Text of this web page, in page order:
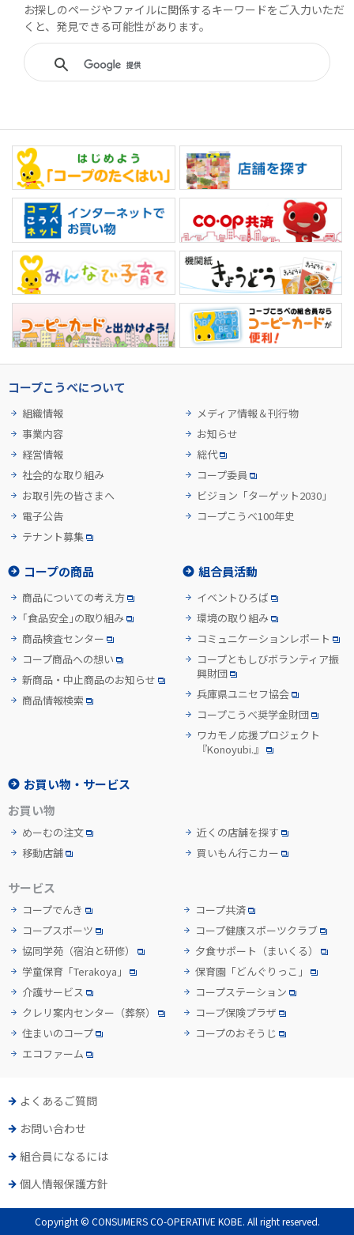
お探しのページやファイルに関係するキーワードをご入力いただ
くと、発見できる可能性があります。
コープこうべについて
組織情報
事業内容
経営情報
社会的な取り組み
お取引先の皆さまへ
電子公告
テナント募集
メディア情報＆刊行物
お知らせ
総代
コープ委員
ビジョン「ターゲット2030」
コープこうべ100年史
コープの商品
商品についての考え方
「食品安全」の取り組み
商品検査センター
コープ商品への想い
新商品・中止商品のお知らせ
商品情報検索
組合員活動
イベントひろば
環境の取り組み
コミュニケーションレポート
コープともしびボランティア振
興財団
兵庫県ユニセフ協会
コープこうべ奨学金財団
ワカモノ応援プロジェクト
『Konoyubi.』
お買い物・サービス
お買い物
めーむの注文
移動店舗
近くの店舗を探す
買いもん行こカー
サービス
コープでんき
コープ共済
コープスポーツ
コープ健康スポーツクラブ
協同学苑 （宿泊と研修） 夕食サポート （まいくる）
学童保育「Terakoya」
保育園「どんぐりっこ」
介護サービス
コープステーション
クレリ案内センター （葬祭）
コープ保険プラザ
住まいのコープ
コープのおそうじ
エコファーム
よくあるご質問
お問い合わせ
組合員になるには
個人情報保護方針
Copyright © CONSUMERS CO-OPERATIVE KOBE. All right reserved.